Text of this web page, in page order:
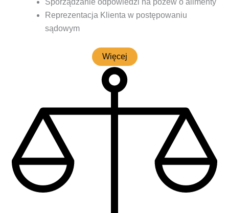
Spo­rzą­dza­nie odpo­wie­dzi na pozew o alimenty
Repre­zen­ta­cja Klien­ta w postę­po­wa­niu
sądowym
Wię­cej